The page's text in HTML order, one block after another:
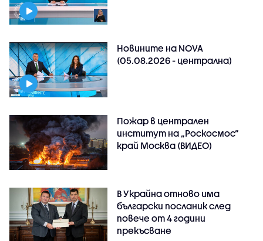
Новините на NOVA
(05.08.2026 - централна)
Пожар в централен
институт на „Роскосмос“
край Москва (ВИДЕО)
В Украйна отново има
български посланик след
повече от 4 години
прекъсване